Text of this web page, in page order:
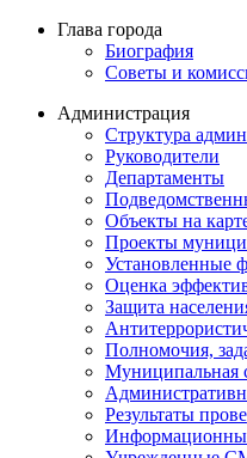
Глава города
Биография
Советы и
Администрация
Структура
Руководители
Департаменты
Объекты на
Проекты
Установленные
Оценка
Защита
Полномочия,
Муниципальная
Результаты